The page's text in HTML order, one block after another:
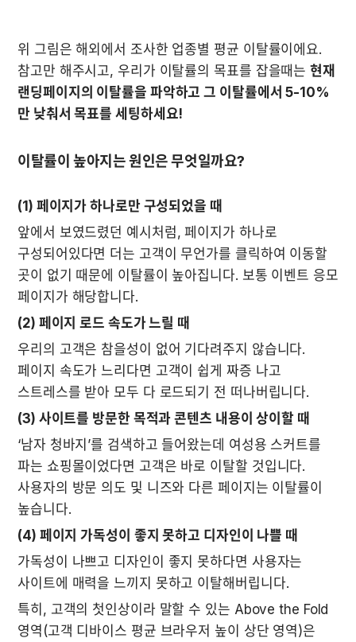
위 그림은 해외에서 조사한 업종별 평균 이탈률이에요.
참고만 해주시고, 우리가 이탈률의 목표를 잡을때는 현재
랜딩페이지의 이탈률을 파악하고 그 이탈률에서 5-10%
만 낮춰서 목표를 세팅하세요!
이탈률이 높아지는 원인은 무엇일까요?
(1) 페이지가 하나로만 구성되었을 때
앞에서 보였드렸던 예시처럼, 페이지가 하나로
구성되어있다면 더는 고객이 무언가를 클릭하여 이동할
곳이 없기 때문에 이탈률이 높아집니다. 보통 이벤트 응모
페이지가 해당합니다.
(2) 페이지 로드 속도가 느릴 때
우리의 고객은 참을성이 없어 기다려주지 않습니다.
페이지 속도가 느리다면 고객이 쉽게 짜증 나고
스트레스를 받아 모두 다 로드되기 전 떠나버립니다.
(3) 사이트를 방문한 목적과 콘텐츠 내용이 상이할 때
‘남자 청바지’를 검색하고 들어왔는데 여성용 스커트를
파는 쇼핑몰이었다면 고객은 바로 이탈할 것입니다.
사용자의 방문 의도 및 니즈와 다른 페이지는 이탈률이
높습니다.
(4) 페이지 가독성이 좋지 못하고 디자인이 나쁠 때
가독성이 나쁘고 디자인이 좋지 못하다면 사용자는
사이트에 매력을 느끼지 못하고 이탈해버립니다.
특히, 고객의 첫인상이라 말할 수 있는 Above the Fold
영역(고객 디바이스 평균 브라우저 높이 상단 영역)은